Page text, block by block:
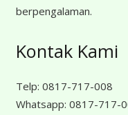
berpengalaman.
Kontak Kami
Telp: 0817-717-008
Whatsapp: 0817-717-